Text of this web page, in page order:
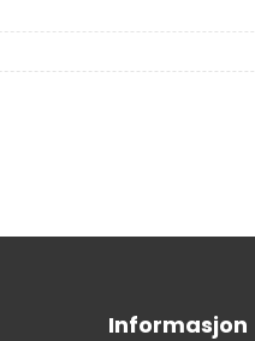
Informasjon